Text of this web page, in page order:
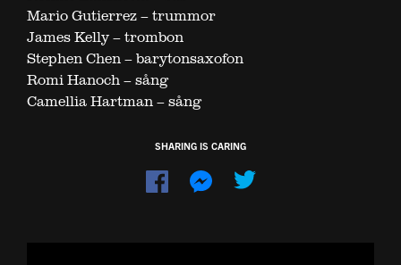
Mario Gutierrez – trummor
James Kelly – trombon
Stephen Chen – barytonsaxofon
Romi Hanoch – sång
Camellia Hartman – sång
SHARING IS CARING
Dela
Dela